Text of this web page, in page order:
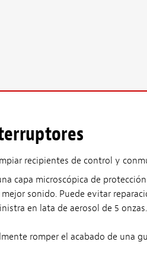
recipientes de control y
capa microscópica de
sonido. Puede evitar
en lata de aerosol de 5 onzas.
romper el acabado de una